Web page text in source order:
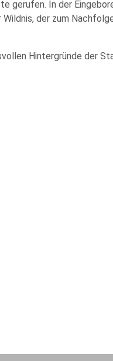
gerufen. In der
der zum
Hintergründe der